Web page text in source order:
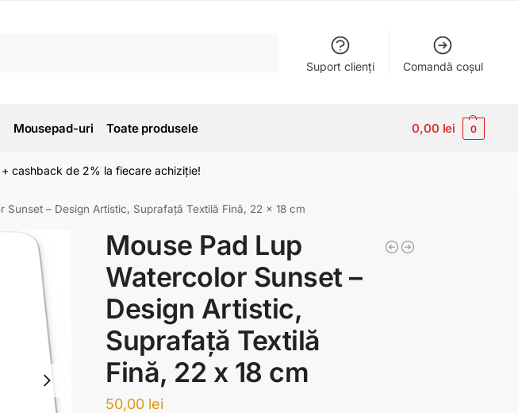
Suport clienți Comandă coșul
Mousepad-uri Toate produsele 0,00 lei 0
cashback de 2% la fiecare achiziție!
Sunset – Design Artistic, Suprafață Textilă Fină, 22 x 18 cm
Mouse Pad Lup
Watercolor Sunset –
Design Artistic,
Suprafață Textilă
Fină, 22 x 18 cm
50,00 lei